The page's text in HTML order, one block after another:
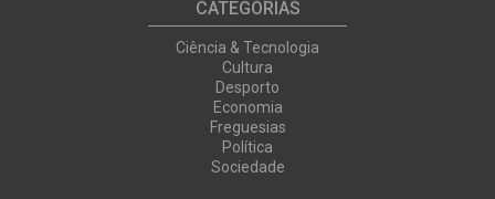
CATEGORIAS
Ciência & Tecnologia
Cultura
Desporto
Economia
Freguesias
Política
Sociedade